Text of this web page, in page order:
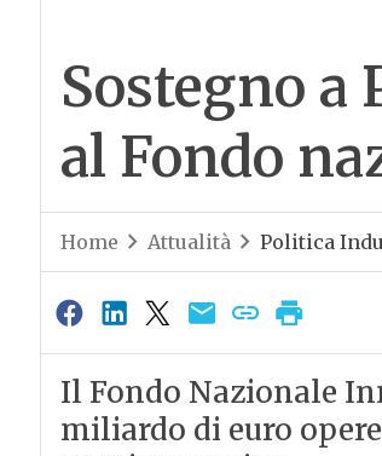
Sostegno a
al Fondo
Home Attualità Politica
Il Fondo Nazionale
miliardo di euro